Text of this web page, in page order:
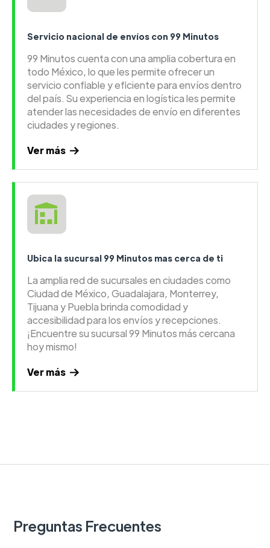
Servicio nacional de envíos con 99 Minutos
99 Minutos cuenta con una amplia cobertura en
todo México, lo que les permite ofrecer un
servicio confiable y eficiente para envíos dentro
del país. Su experiencia en logística les permite
atender las necesidades de envío en diferentes
ciudades y regiones.
Ver más
Ubica la sucursal 99 Minutos mas cerca de ti
La amplia red de sucursales en ciudades como
Ciudad de México, Guadalajara, Monterrey,
Tijuana y Puebla brinda comodidad y
accesibilidad para los envíos y recepciones.
¡Encuentre su sucursal 99 Minutos más cercana
hoy mismo!
Ver más
Preguntas Frecuentes